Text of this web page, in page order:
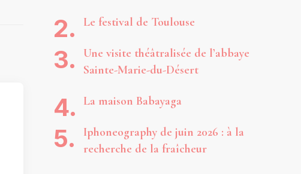
Le festival de Toulouse
Une visite théâtralisée de l’abbaye
Sainte-Marie-du-Désert
La maison Babayaga
Iphoneography de juin 2026 : à la
recherche de la fraîcheur